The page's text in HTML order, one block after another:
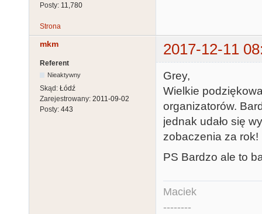
Posty: 11,780
Strona
mkm 2017-12-11
Referent
Nieaktywny
Skąd: Łódź
Zarejestrowany: 2011-09-02
Posty: 443
Grey,
Wielkie
organizatorów.
jednak udało się
zobaczenia za rok!
PS Bardzo ale to
Maciek
--------